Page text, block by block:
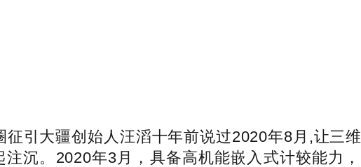
大疆创始人汪滔十年前说过2020年8月,让三维
沉。2020年3月，具备高机能嵌入式计较能力